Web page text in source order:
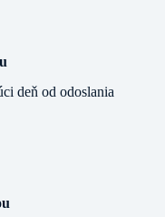
deň od odoslania